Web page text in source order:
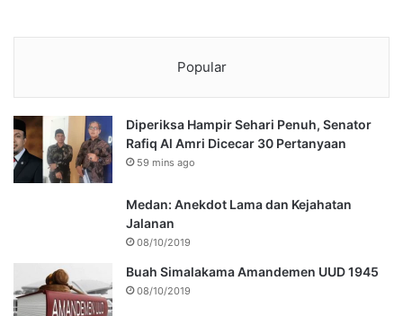
Popular
Diperiksa Hampir Sehari Penuh, Senator
Rafiq Al Amri Dicecar 30 Pertanyaan
59 mins ago
Medan: Anekdot Lama dan Kejahatan
Jalanan
08/10/2019
Buah Simalakama Amandemen UUD 1945
08/10/2019